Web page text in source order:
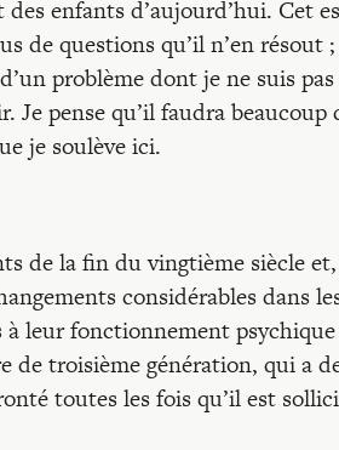
enfants d’aujourd’hui. Cet
de questions qu’il n’en résout
problème dont je ne suis
Je pense qu’il faudra beaucoup
je soulève ici.
de la fin du vingtième siècle
considérables dans
à leur fonctionnement
de troisième génération, qui a
toutes les fois qu’il est